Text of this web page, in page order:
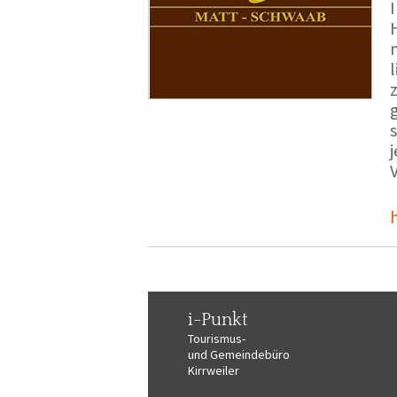
i-Punkt
Tourismus-
und Gemeindebüro
Kirrweiler